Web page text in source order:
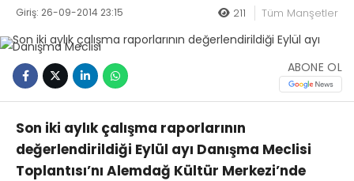
Giriş: 26-09-2014 23:15 211 Tüm Manşetler
ABONE OL
Son iki aylık çalışma raporlarının
değerlendirildiği Eylül ayı Danışma Meclisi
Toplantısı’nı Alemdağ Kültür Merkezi’nde